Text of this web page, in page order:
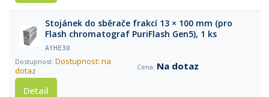
Stojánek do sběrače frakcí 13 × 100 mm (pro
Flash chromatograf PuriFlash Gen5), 1 ks
AYHE30
Dostupnost: na
dotaz
Na dotaz
Detail